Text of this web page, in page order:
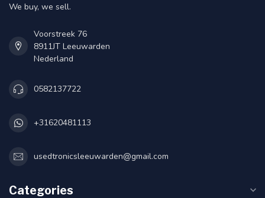
We buy, we sell.
Voorstreek 76
8911JT Leeuwarden
Nederland
0582137722
+31620481113
usedtronicsleeuwarden@gmail.com
Categories